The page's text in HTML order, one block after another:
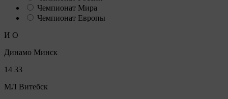
Чемпионат Мира
Чемпионат Европы
И О
Динамо Минск
14 33
МЛ Витебск